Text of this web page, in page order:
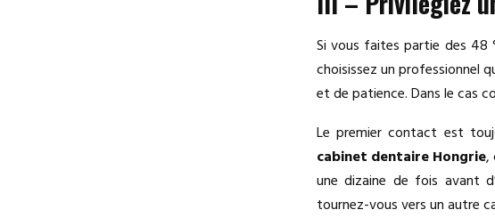
Si vous faites partie des 48
choisissez un professionnel
et de patience. Dans le cas
Le premier contact est
cabinet dentaire Hongrie,
une dizaine de fois avant
tournez-vous vers un autre